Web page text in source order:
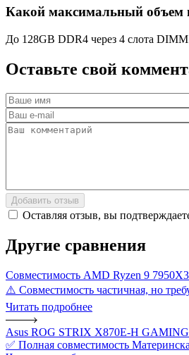
Какой максимальный объем
До 128GB DDR4 через 4 слота
Оставьте свой
Добавить отзыв
Оставляя отзыв, вы
Другие сравнения
Совместимость AMD Ryzen 9
⚠️ Совместимость частичная, но
Читать подробнее
Asus ROG STRIX X870E-H GAMING
✅ Полная совместимость